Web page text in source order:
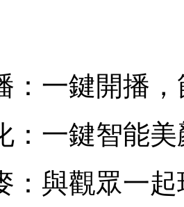
：一鍵開播
：一鍵智能
：與觀眾一